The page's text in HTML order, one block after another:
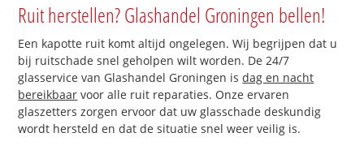
Ruit herstellen? Glashandel Groningen bellen!
Een kapotte ruit komt altijd ongelegen. Wij begrijpen dat u
bij ruitschade snel geholpen wilt worden. De 24/7
glasservice van Glashandel Groningen isdag en nacht
bereikbaar voor alle ruit reparaties. Onze ervaren
glaszetters zorgen ervoor dat uw glasschade deskundig
wordt hersteld en dat de situatie snel weer veilig is.